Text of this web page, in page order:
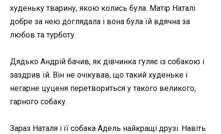
худеньку тварину, якою колись була. Матір Наталі
добре за нею доглядала і вона була їй вдячна за
любов та турботу.
Дядько Андрій бачив, як дівчинка гуляє із собакою і
заздрив їй. Він не очікував, що такий худеньке і
негарне цуценя перетвориться у такого великого,
гарного собаку.
Зараз Наталя і її собака Адель найкращі друзі. Навіть